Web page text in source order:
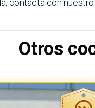
contacta con nuestro
Otros